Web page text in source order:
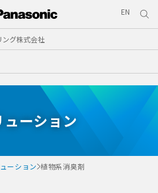
ング株式会社
EN
ューション
ーション 植物系消臭剤